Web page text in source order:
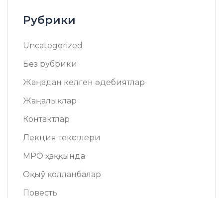
Рубрики
Uncategorized
Без рубрики
Жаңадан келген әдебиятлар
Жаңалықлар
Контактлар
Лекция текстлери
МРО ҳаққында
Оқыў қолланбалар
Повесть